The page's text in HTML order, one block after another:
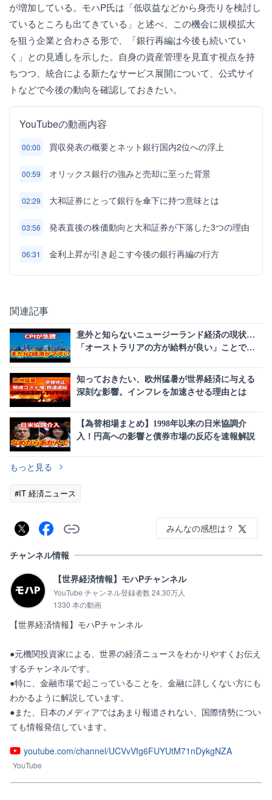
が増加している。モハP氏は「低収益などから身売りを検討し
ているところも出てきている」と述べ、この機会に規模拡大
を狙う企業と合わさる形で、「銀行再編は今後も続いてい
く」との見通しを示した。自身の資産管理を見直す視点を持
ちつつ、統合による新たなサービス展開について、公式サイ
トなどで今後の動向を確認しておきたい。
YouTubeの動画内容
00:00 買収発表の概要とネット銀行国内2位への浮上
00:59 オリックス銀行の強みと売却に至った背景
02:29 大和証券にとって銀行を傘下に持つ意味とは
03:56 発表直後の株価動向と大和証券が下落した3つの理由
06:31 金利上昇が引き起こす今後の銀行再編の行方
関連記事
意外と知らないニュージーランド経済の現状…
「オーストラリアの方が給料が良い」ことで進
知っておきたい、欧州猛暑が世界経済に与える
深刻な影響。インフレを加速させる理由とは
【為替相場まとめ】1998年以来の日米協調介
入！円高への影響と債券市場の反応を速報解説
もっと見る
#IT 経済ニュース
みんなの感想は？
チャンネル情報
【世界経済情報】モハPチャンネル
YouTube チャンネル登録者数 24.30万人
1330 本の動画
【世界経済情報】モハPチャンネル
●元機関投資家による、世界の経済ニュースをわかりやすくお伝え
するチャンネルです。
●特に、金融市場で起こっていることを、金融に詳しくない方にも
わかるように解説しています。
●また、日本のメディアではあまり報道されない、国際情勢につい
ても情報発信しています。
youtube.com/channel/UCVvVfg6FUYUtM71nDykgNZA
YouTube